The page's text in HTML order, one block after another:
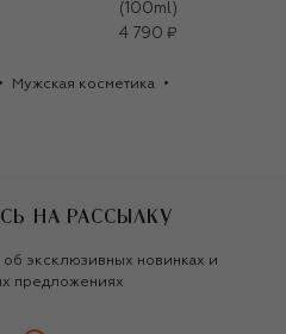
(100ml)
4 790 ₽
Мужская косметика
НА РАССЫЛКУ
об эксклюзивных новинках и
предложениях